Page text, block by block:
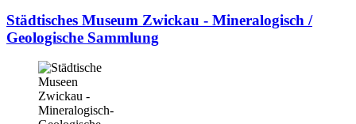
Städtisches Museum Zwickau - Mineralogisch /
Geologische Sammlung